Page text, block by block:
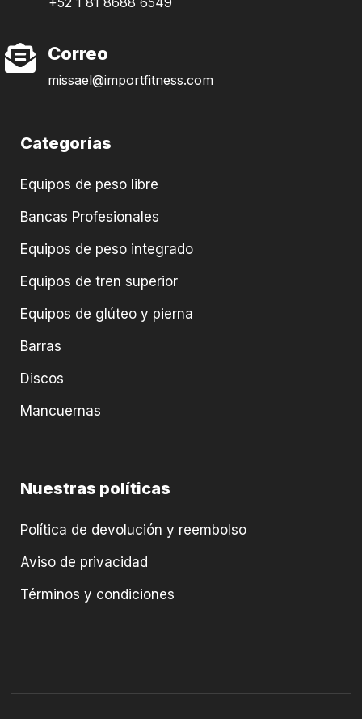
Correo
missael@importfitness.com
Categorías
Equipos de peso libre
Bancas Profesionales
Equipos de peso integrado
Equipos de tren superior
Equipos de glúteo y pierna
Barras
Discos
Mancuernas
Nuestras políticas
Política de devolución y reembolso
Aviso de privacidad
Términos y condiciones